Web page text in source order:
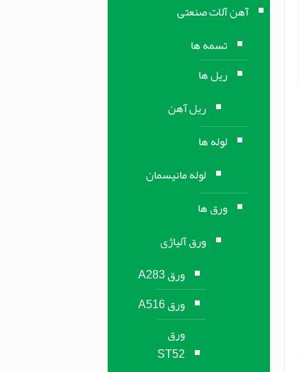
آهن آلات صنعتی
تسمه ها
ریل ها
ریل آهن
لوله ها
لوله مانیسمان
ورق ها
ورق آلیاژی
ورق A283
ورق A516
ورق
ST52